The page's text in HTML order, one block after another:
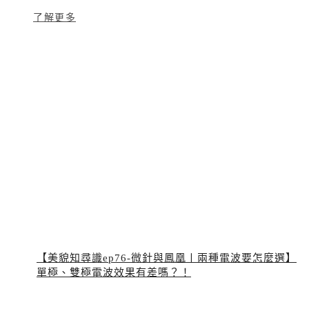
了解更多
【美貌知尋識ep76-微針與鳳凰〡兩種電波要怎麼選】
單極、雙極電波效果有差嗎？！